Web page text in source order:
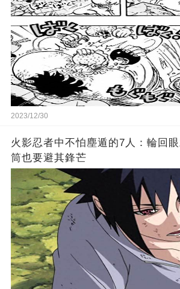
2023/12/30
火影忍者中不怕塵遁的7人：輪回
筒也要避其鋒芒